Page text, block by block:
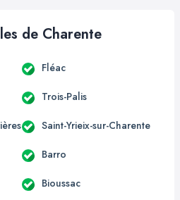
de Charente
Fléac
Trois-Palis
Saint-Yrieix-sur-Charente
Barro
Bioussac